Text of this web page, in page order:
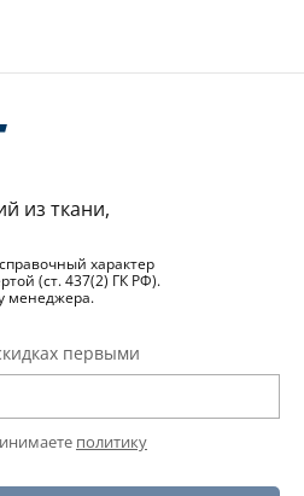
из ткани,
характер
(ст. 437(2) ГК РФ).
менеджера.
первыми
политику